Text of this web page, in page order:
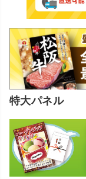
特大パネル